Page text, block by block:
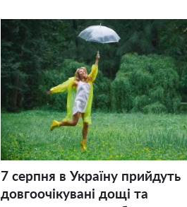
7 серпня в Україну прийдуть
довгоочікувані дощі та